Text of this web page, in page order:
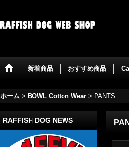
新着商品 おすすめ商品
ホーム > BOWL Cotton Wear > PANTS
RAFFISH DOG NEWS